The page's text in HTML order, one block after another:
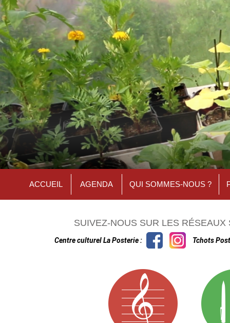
ACCUEIL AGENDA QUI SOMMES-NOUS ?
SUIVEZ-NOUS SUR LES RÉSEAUX
Centre culturel La Posterie : Tchots